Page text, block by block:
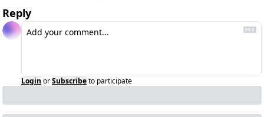
Reply
Login orSubscribeto participate